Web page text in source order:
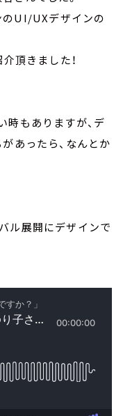
のUI/UXデザインの
頂きました！
時もありますが、デ
あったら、なんとか
ル展開にデザインで